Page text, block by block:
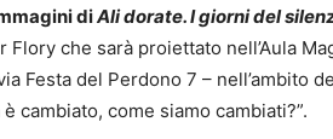
diAli dorate. I giorni del
Flory che sarà proiettato nell’Aula
Festa del Perdono 7 – nell’ambito
cambiato, come siamo cambiati?”.